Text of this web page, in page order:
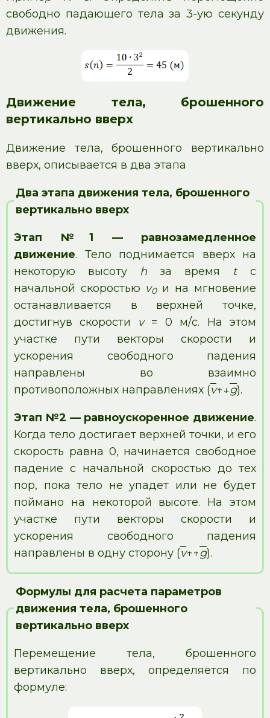
свободно падающего тела за 3-ую секунду
движения.
Движение тела, брошенного
вертикально вверх
Движение тела, брошенного вертикально
вверх, описывается в два этапа
Два этапа движения тела, брошенного
вертикально вверх
Этап №1 — равнозамедленное
движение. Тело поднимается вверх на
некоторую высоту h за время tс
начальной скоростью v0и на мгновение
останавливается в верхней точке,
достигнув скорости v= 0 м/с. На этом
участке пути векторы скорости и
ускорения свободного падения
направлены во взаимно
противоположных направлениях (v↑↓g).
Этап №2 — равноускоренное движение.
Когда тело достигает верхней точки, и его
скорость равна 0, начинается свободное
падение с начальной скоростью до тех
пор, пока тело не упадет или не будет
поймано на некоторой высоте. На этом
участке пути векторы скорости и
ускорения свободного падения
направлены в одну сторону (v↑↑g).
Формулы для расчета параметров
движения тела, брошенного
вертикально вверх
Перемещение тела, брошенного
вертикально вверх, определяется по
формуле: